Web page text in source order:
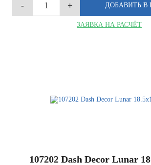
ЗАЯВКА НА РАСЧЁТ
107202 Dash Decor Lunar